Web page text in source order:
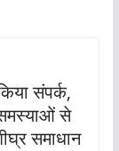
संपर्क,
समस्याओं से
समाधान